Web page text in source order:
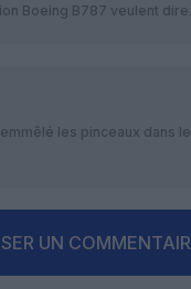
Boeing B787 veulent
les pinceaux dans
UN